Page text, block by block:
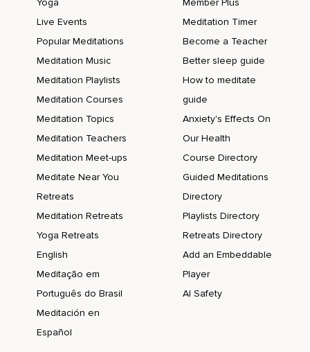
See the beautiful ancient warrior and the divine elements
life so long ago and join you eternally with all existence,
Dieses Gedicht ist irgendwie so schön,
Weil es so,
Wie auch immer man das interpretiert,
Dass um dieses Wiederfinden von diesem eigenen Licht
Sagt man es so,
Ich weiß es nicht.
Und darum geht es jetzt so ein bisschen in dieser Folge,
Live Events
Popular Meditations
Meditation Music
Meditation Playlists
Meditation Courses
Meditation Topics
Meditation Teachers
Meditation Meet-ups
Meditate Near You
Retreats
Meditation Retreats
Yoga Retreats
English
Meditação em
Português do Brasil
Meditación en
Español
Meditation Timer
Become a Teacher
Better sleep guide
How to meditate
guide
Anxiety's Effects On
Our Health
Course Directory
Guided Meditations
Directory
Playlists Directory
Retreats Directory
Add an Embeddable
Player
AI Safety